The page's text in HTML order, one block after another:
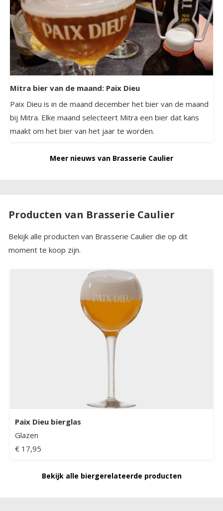
Mitra bier van de maand: Paix Dieu
Paix Dieu is in de maand december het bier van de maand
bij Mitra. Elke maand selecteert Mitra een bier dat kans
maakt om het bier van het jaar te worden.
Meer nieuws van Brasserie Caulier
Producten van Brasserie Caulier
Bekijk alle producten van Brasserie Caulier die op dit
moment te koop zijn.
Paix Dieu bierglas
Glazen
€ 17,95
Bekijk alle biergerelateerde producten